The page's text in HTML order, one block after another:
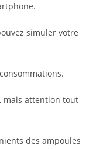
simuler votre
mais attention tout
des ampoules